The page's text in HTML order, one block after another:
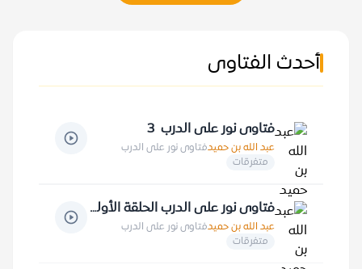
أحدث الفتاوى
فتاوى نور على الدرب 3
عبد الله بن حميدفتاوى نور على الدرب
متفرقات
فتاوى نور على الدرب الحلقة الأولى
عبد الله بن حميدفتاوى نور على الدرب
متفرقات